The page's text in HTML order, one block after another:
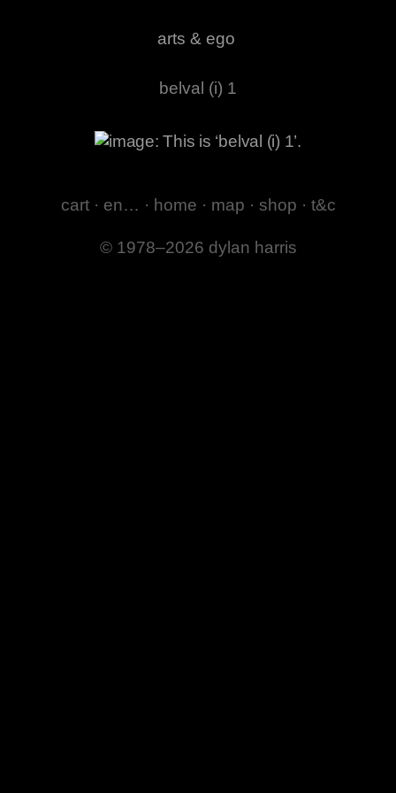
arts & ego
belval (i) 1
cart · en… · home · map · shop · t&c
© 1978–2026 dylan harris